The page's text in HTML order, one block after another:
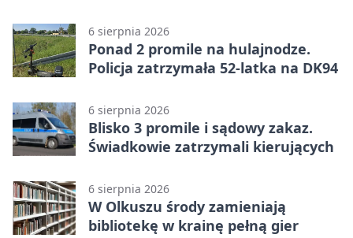
6 sierpnia 2026
Ponad 2 promile na hulajnodze.
Policja zatrzymała 52-latka na DK94
6 sierpnia 2026
Blisko 3 promile i sądowy zakaz.
Świadkowie zatrzymali kierujących
6 sierpnia 2026
W Olkuszu środy zamieniają
bibliotekę w krainę pełną gier